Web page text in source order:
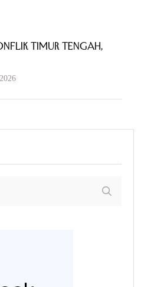
Timur Tengah,